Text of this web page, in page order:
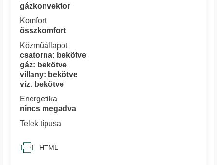
gázkonvektor
Komfort
összkomfort
Közműállapot
csatorna: bekötve
gáz: bekötve
villany: bekötve
víz: bekötve
Energetika
nincs megadva
Telek típusa
HTML